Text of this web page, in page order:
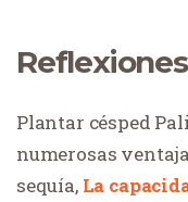
Plantar césped
numerosas
sequía, La